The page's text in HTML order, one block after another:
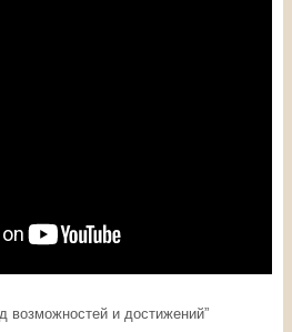
возможностей и достижений”